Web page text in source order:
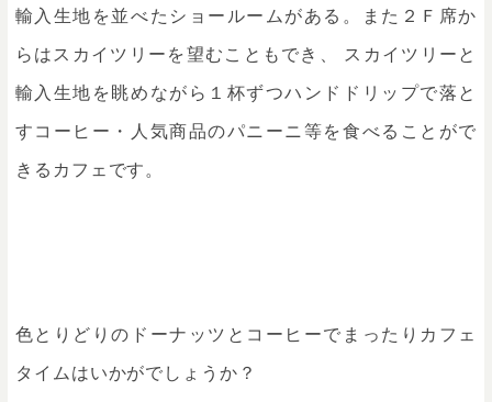
輸入生地を並べたショールームがある。また２Ｆ席か
らはスカイツリーを望むこともでき、 スカイツリーと
輸入生地を眺めながら１杯ずつハンドドリップで落と
すコーヒー・人気商品のパニーニ等を食べることがで
きるカフェです。
色とりどりのドーナッツとコーヒーでまったりカフェ
タイムはいかがでしょうか？